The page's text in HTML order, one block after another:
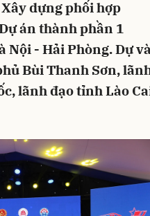
dựng phối hợp
án thành phần 1
Nội - Hải Phòng. Dự và
Bùi Thanh Sơn,
lãnh đạo tỉnh Lào